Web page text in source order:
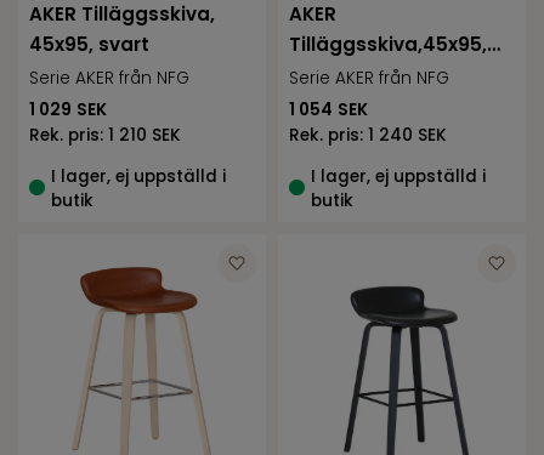
AKER Tilläggsskiva,
45x95, svart
Serie AKER från NFG
1 029 SEK
Rek. pris: 1 210 SEK
I lager, ej uppställd i
butik
AKER
Tilläggsskiva,45x95,
vitpimenterat
Serie AKER från NFG
1 054 SEK
Rek. pris: 1 240 SEK
I lager, ej uppställd i
butik